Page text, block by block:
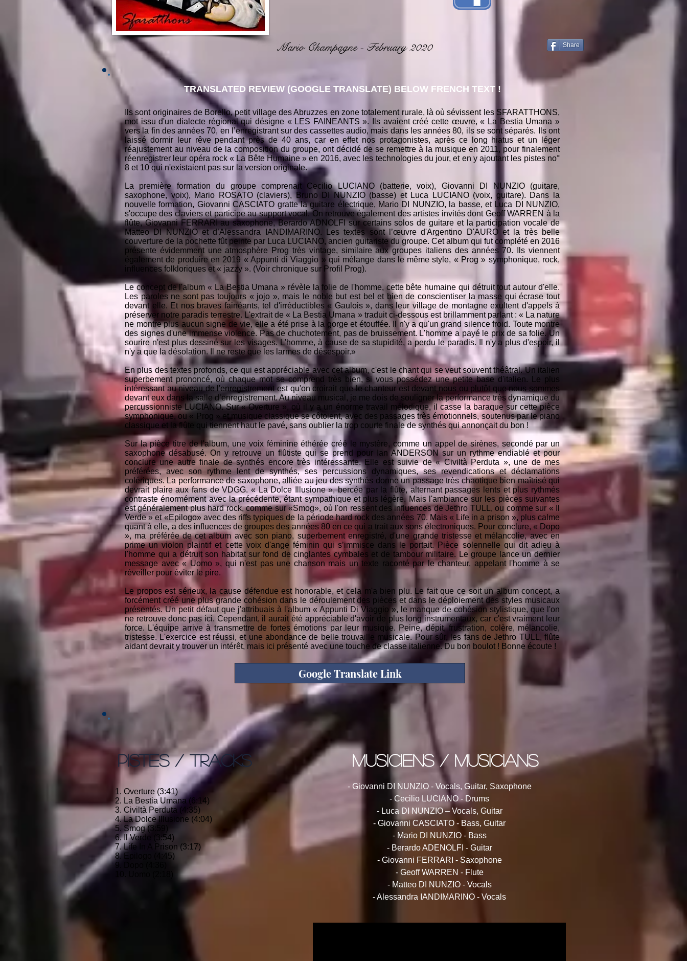
Mario Champagne - February 2020 Share
TRANSLATED REVIEW (GOOGLE TRANSLATE) BELOW FRENCH TEXT !
Ils sont originaires de Borello, petit village des Abruzzes en zone totalement rurale, là où sévissent les SFARATTHONS,
mot issu d'un dialecte régional qui désigne « LES FAINEANTS ». Ils avaient créé cette œuvre, « La Bestia Umana »
vers la fin des années 70, en l’enregistrant sur des cassettes audio, mais dans les années 80, ils se sont séparés. Ils ont
laissé dormir leur rêve pendant près de 40 ans, car en effet nos protagonistes, après ce long hiatus et un léger
réajustement au niveau de la composition du groupe, ont décidé de se remettre à la musique en 2011, pour finalement
réenregistrer leur opéra rock « La Bête Humaine » en 2016, avec les technologies du jour, et en y ajoutant les pistes no°
8 et 10 qui n'existaient pas sur la version originale.
La première formation du groupe comprenait Cecilio LUCIANO (batterie, voix), Giovanni DI NUNZIO (guitare,
saxophone, voix), Mario ROSATO (claviers), Bruno DI NUNZIO (basse) et Luca LUCIANO (voix, guitare). Dans la
nouvelle formation, Giovanni CASCIATO gratte la guitare électrique, Mario DI NUNZIO, la basse, et Luca DI NUNZIO,
s'occupe des claviers et participe au support vocal. On retrouve également des artistes invités dont Geoff WARREN à la
flûte, Giovanni FERRARI au saxophone, Berardo ADNOLFI sur certains solos de guitare et la participation vocale de
Matteo DI NUNZIO et d’Alessandra IANDIMARINO. Les textes sont l’œuvre d'Argentino D'AURO et la très belle
couverture de la pochette fût peinte par Luca LUCIANO, ancien guitariste du groupe. Cet album qui fut complété en 2016
présente évidemment une atmosphère Prog très vintage, similaire aux groupes italiens des années 70. Ils viennent
également de produire en 2019 « Appunti di Viaggio » qui mélange dans le même style, « Prog » symphonique, rock,
influences folkloriques et « jazzy ». (Voir chronique sur Profil Prog).
Le concept de l'album « La Bestia Umana » révèle la folie de l'homme, cette bête humaine qui détruit tout autour d'elle.
Les paroles ne sont pas toujours « jojo », mais le noble but est bel et bien de conscientiser la masse qui écrase tout
devant elle. Et nos braves fainéants, tel d'irréductibles « Gaulois », dans leur village de montagne exultent d'appels à
préserver notre paradis terrestre. L'extrait de « La Bestia Umana » traduit ci-dessous est brillamment parlant : « La nature
ne montre plus aucun signe de vie, elle a été prise à la gorge et étouffée. Il n'y a qu'un grand silence froid. Toute montre
des signes d'une immense violence. Pas de chuchotement, pas de bruissement. L'homme a payé le prix de sa folie. Un
sourire n'est plus dessiné sur les visages. L'homme, à cause de sa stupidité, a perdu le paradis. Il n'y a plus d'espoir, il
n'y a que la désolation. Il ne reste que les larmes de désespoir.»
En plus des textes profonds, ce qui est appréciable avec cet album, c'est le chant qui se veut souvent théâtral. Un italien
superbement prononcé, où chaque mot se comprend très bien, si vous possédez une petite base d'italien. Le plus
intéressant au niveau de l'enregistrement est qu'on croirait que le chanteur est devant nous ou plutôt que nous sommes
devant eux dans la salle d’enregistrement. Au niveau musical, je me dois de souligner la performance très dynamique du
percussionniste LUCIANO. Sur « Overture », où il y a un énorme travail mélodique, il casse la baraque sur cette pièce
symphonique, ou « Prog » et musique classique se côtoient, avec des passages très émotionnels, soutenus par le piano
classique et la flûte qui tiennent haut le pavé, sans oublier la trop courte finale de synthés qui annonçait du bon !
Sur la pièce titre de l'album, une voix féminine éthérée créé le mystère, comme un appel de sirènes, secondé par un
saxophone désabusé. On y retrouve un flûtiste qui se prend pour Ian ANDERSON sur un rythme endiablé et pour
conclure une autre finale de synthés encore très intéressante. Elle est suivie de « Civiltà Perduta », une de mes
préférées, avec son rythme lent de synthés, ses percussions dynamiques, ses revendications et déclamations
colériques. La performance de saxophone, alliée au jeu des synthés donne un passage très chaotique bien maîtrisé qui
devrait plaire aux fans de VDGG. « La Dolce Illusione », bercée par la flûte, alternant passages lents et plus rythmés
contraste énormément avec la précédente, étant sympathique et plus légère. Mais l'ambiance sur les pièces suivantes
est généralement plus hard rock, comme sur «Smog», où l'on ressent des influences de Jethro TULL, ou comme sur « Il
Verde » et «Epilogo» avec des riffs typiques de la période hard rock des années 70. Mais « Life in a prison », plus calme
quant à elle, a des influences de groupes des années 80 en ce qui a trait aux sons électroniques. Pour conclure, « Dopo
», ma préférée de cet album avec son piano, superbement enregistré, d'une grande tristesse et mélancolie, avec en
prime un violon plaintif et cette voix d'ange féminin qui s’immisce dans le portait. Pièce solennelle qui dit adieu à
l'homme qui a détruit son habitat sur fond de cinglantes cymbales et de tambour militaire. Le groupe lance un dernier
message avec « Uomo », qui n'est pas une chanson mais un texte raconté par le chanteur, appelant l'homme à se
réveiller pour éviter le pire.
Le propos est sérieux, la cause défendue est honorable, et cela m'a bien plu. Le fait que ce soit un album concept, a
forcément créé une plus grande cohésion dans le déroulement des pièces et dans le déploiement des styles musicaux
présentés. Un petit défaut que j'attribuais à l'album « Appunti Di Viaggio », le manque de cohésion stylistique, que l'on
ne retrouve donc pas ici. Cependant, il aurait été appréciable d'avoir de plus long instrumentaux, car c'est vraiment leur
force. L'équipe arrive à transmettre de fortes émotions par leur musique. Peine, dépit, frustration, colère, mélancolie,
tristesse. L'exercice est réussi, et une abondance de belle trouvaille musicale. Pour sûr, les fans de Jethro TULL, flûte
aidant devrait y trouver un intérêt, mais ici présenté avec une touche de classe italienne. Du bon boulot ! Bonne écoute !
Google Translate Link
1. Overture (3:41)
2. La Bestia Umana (6:14)
3. Civiltà Perduta (4:35)
4. La Dolce Illusione (4:04)
5. Smog (3:59)
6. Il Verde (3:54)
7. Life In A Prison (3:17)
8. Epilogo (4:45)
9. Dopo (4:36)
PISTES / TRACKS musiciens / musicians
- Giovanni DI NUNZIO - Vocals, Guitar, Saxophone
- Cecilio LUCIANO - Drums
- Luca DI NUNZIO – Vocals, Guitar
- Giovanni CASCIATO - Bass, Guitar
- Mario DI NUNZIO - Bass
- Berardo ADENOLFI - Guitar
- Giovanni FERRARI - Saxophone
- Geoff WARREN - Flute
- Matteo DI NUNZIO - Vocals
- Alessandra IANDIMARINO - Vocals